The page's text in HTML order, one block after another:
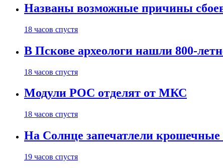
Названы возможные причины
18 часов спустя
В Пскове археологи нашли 800-
18 часов спустя
Модули РОС отделят от МКС
18 часов спустя
На Солнце запечатлели
19 часов спустя